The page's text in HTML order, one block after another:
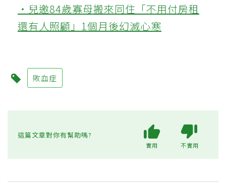
‧兒邀84歲寡母搬來同住「不用付房租
還有人照顧」1個月後幻滅心寒
敗血症
這篇文章對你有幫助嗎?
實用 不實用